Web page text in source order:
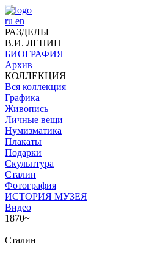
ru en
РАЗДЕЛЫ
В.И. ЛЕНИН
БИОГРАФИЯ
Архив
КОЛЛЕКЦИЯ
Вся коллекция
Графика
Живопись
Личные вещи
Нумизматика
Плакаты
Подарки
Скульптура
Сталин
Фотография
ИСТОРИЯ МУЗЕЯ
Видео
1870~
Сталин